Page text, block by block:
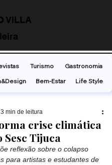
VILLA
crise climática
Sesc Tijuca
3 min de leitura
reflexão sobre o colapso
para artistas e estudantes de
Turismo
Gastronomia
Bem-Estar Life Style